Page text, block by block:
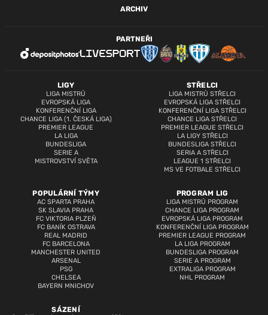
ARCHIV
LIGY
LIGA MISTRŮ
EVROPSKÁ LIGA
KONFERENČNÍ LIGA
CHANCE LIGA (1. ČESKÁ LIGA)
PREMIER LEAGUE
LA LIGA
BUNDESLIGA
SERIE A
MISTROVSTVÍ SVĚTA
STŘELCI
LIGA MISTRŮ STŘELCI
EVROPSKÁ LIGA STŘELCI
KONFERENČNÍ LIGA STŘELCI
CHANCE LIGA STŘELCI
PREMIER LEAGUE STŘELCI
LA LIGY STŘELCI
BUNDESLIGA STŘELCI
SERIA A STŘELCI
LEAGUE 1 STŘELCI
MS VE FOTBALE STŘELCI
POPULÁRNÍ TÝMY
AC SPARTA PRAHA
SK SLAVIA PRAHA
FC VIKTORIA PLZEŇ
FC BANÍK OSTRAVA
REAL MADRID
FC BARCELONA
MANCHESTER UNITED
ARSENAL
PSG
CHELSEA
BAYERN MNICHOV
PROGRAM LIG
LIGA MISTRŮ PROGRAM
CHANCE LIGA PROGRAM
EVROPSKÁ LIGA PROGRAM
KONFERENČNÍ LIGA PROGRAM
PREMIER LEAGUE PROGRAM
LA LIGA PROGRAM
BUNDESLIGA PROGRAM
SERIE A PROGRAM
EXTRALIGA PROGRAM
NHL PROGRAM
SÁZENÍ
PARTNEŘI